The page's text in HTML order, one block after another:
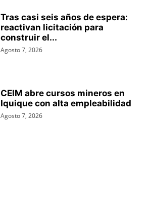
Tras casi seis años de espera:
reactivan licitación para
construir el...
Agosto 7, 2026
CEIM abre cursos mineros en
Iquique con alta empleabilidad
Agosto 7, 2026